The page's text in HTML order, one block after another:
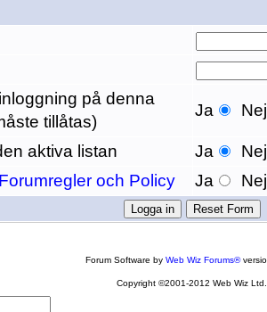
på denna
tillåtas)
Ja Nej
aktiva listan Ja
Nej
Forumregler och Policy Ja Nej
Forum Software byWeb Wiz Forums®
Copyright ©2001-2012 Web Wiz Ltd.